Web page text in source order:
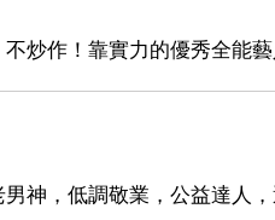
炒作！靠實力的優秀全能藝
神，低調敬業，公益達人